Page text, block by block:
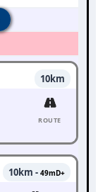
10km
ROUTE
10km - 49mD+